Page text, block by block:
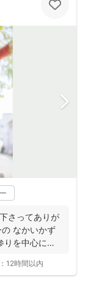
さってありが
なかいかず
を中心に家
12時間以内